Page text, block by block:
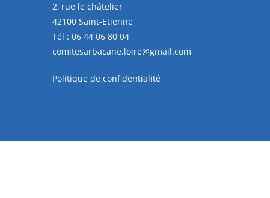
2, rue le châtelier
42100 Saint-Etienne
Tél : 06 44 06 80 04
comitesarbacane.loire@gmail.com
Politique de confidentialité